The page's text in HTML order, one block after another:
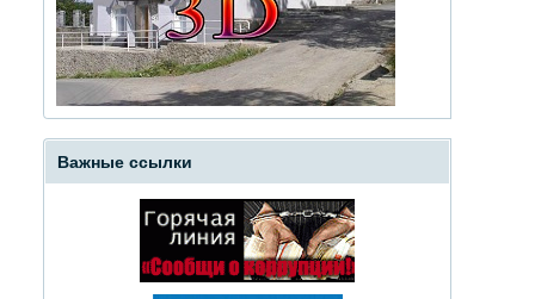
Важные ссылки